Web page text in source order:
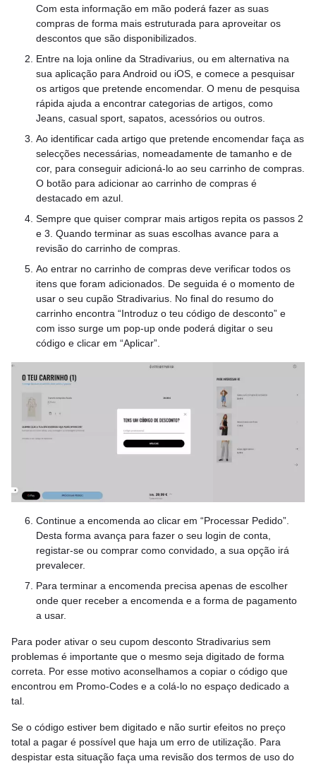
Com esta informação em mão poderá fazer as suas
compras de forma mais estruturada para aproveitar os
descontos que são disponibilizados.
Entre na loja online da Stradivarius, ou em alternativa na
sua aplicação para Android ou iOS, e comece a pesquisar
os artigos que pretende encomendar. O menu de pesquisa
rápida ajuda a encontrar categorias de artigos, como
Jeans, casual sport, sapatos, acessórios ou outros.
Ao identificar cada artigo que pretende encomendar faça as
selecções necessárias, nomeadamente de tamanho e de
cor, para conseguir adicioná-lo ao seu carrinho de compras.
O botão para adicionar ao carrinho de compras é
destacado em azul.
Sempre que quiser comprar mais artigos repita os passos 2
e 3. Quando terminar as suas escolhas avance para a
revisão do carrinho de compras.
Ao entrar no carrinho de compras deve verificar todos os
itens que foram adicionados. De seguida é o momento de
usar o seu cupão Stradivarius. No final do resumo do
carrinho encontra “Introduz o teu código de desconto” e
com isso surge um pop-up onde poderá digitar o seu
código e clicar em “Aplicar”.
Continue a encomenda ao clicar em “Processar Pedido”.
Desta forma avança para fazer o seu login de conta,
registar-se ou comprar como convidado, a sua opção irá
prevalecer.
Para terminar a encomenda precisa apenas de escolher
onde quer receber a encomenda e a forma de pagamento
a usar.
Para poder ativar o seu cupom desconto Stradivarius sem
problemas é importante que o mesmo seja digitado de forma
correta. Por esse motivo aconselhamos a copiar o código que
encontrou em Promo-Codes e a colá-lo no espaço dedicado a
tal.
Se o código estiver bem digitado e não surtir efeitos no preço
total a pagar é possível que haja um erro de utilização. Para
despistar esta situação faça uma revisão dos termos de uso do